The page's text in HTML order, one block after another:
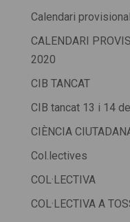
Calendari
CALENDARI
2020
CIB TANCAT
CIB tancat 13 i 14
CIÈNCIA
Col.lectives
COL·LECTIVA
COL·LECTIVA A